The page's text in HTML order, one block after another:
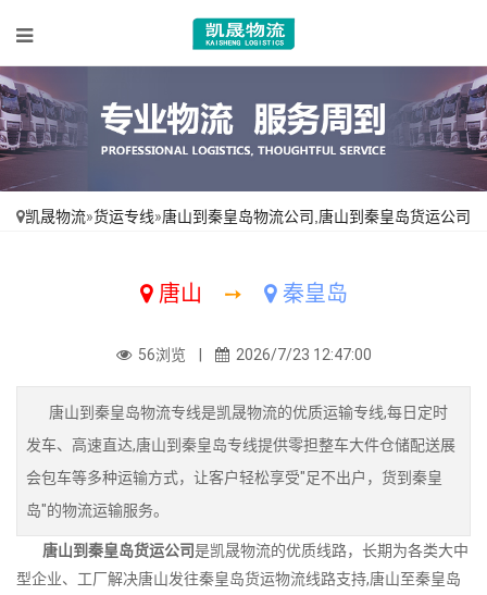
凯晟物流»货运专线»唐山到秦皇岛物流公司,唐山到秦皇岛货运公司
唐山 ➙ 秦皇岛
56浏览 | 2026/7/23 12:47:00
唐山到秦皇岛物流专线是凯晟物流的优质运输专线,每日定时
发车、高速直达,唐山到秦皇岛专线提供零担整车大件仓储配送展
会包车等多种运输方式，让客户轻松享受"足不出户，货到秦皇
岛"的物流运输服务。
唐山到秦皇岛货运公司是凯晟物流的优质线路，长期为各类大中
型企业、工厂解决唐山发往秦皇岛货运物流线路支持,唐山至秦皇岛